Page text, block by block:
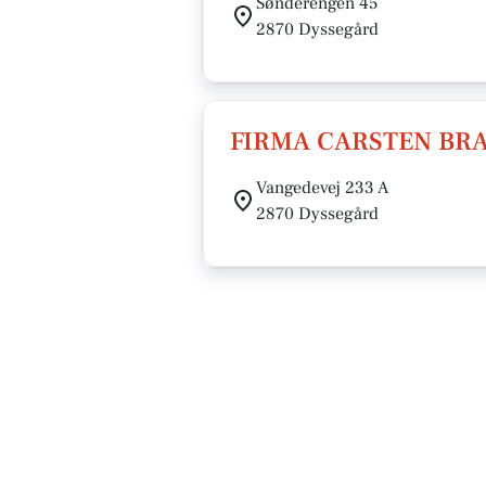
2870 Dyssegård
FIRMA CARSTEN
Vangedevej 233 A
2870 Dyssegård